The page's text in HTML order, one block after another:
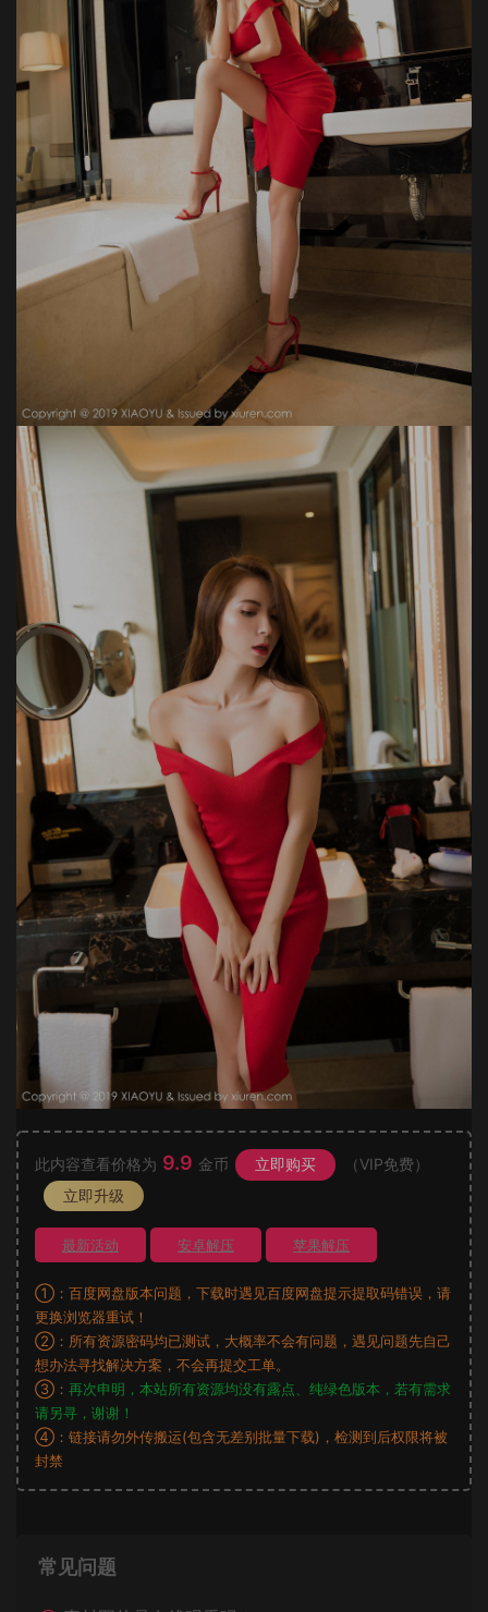
此内容查看价格为 9.9 金币 立即购买
（VIP免费）
立即升级
最新活动 安卓解压 苹果解压
①：百度网盘版本问题，下载时遇见百度网盘提示提取码错误，请
更换浏览器重试！
②：所有资源密码均已测试，大概率不会有问题，遇见问题先自己
想办法寻找解决方案，不会再提交工单。
③： 再次申明，本站所有资源均没有露点、纯绿色版本，若有需求
请另寻，谢谢！
④：链接请勿外传搬运(包含无差别批量下载)，检测到后权限将被
封禁
常见问题